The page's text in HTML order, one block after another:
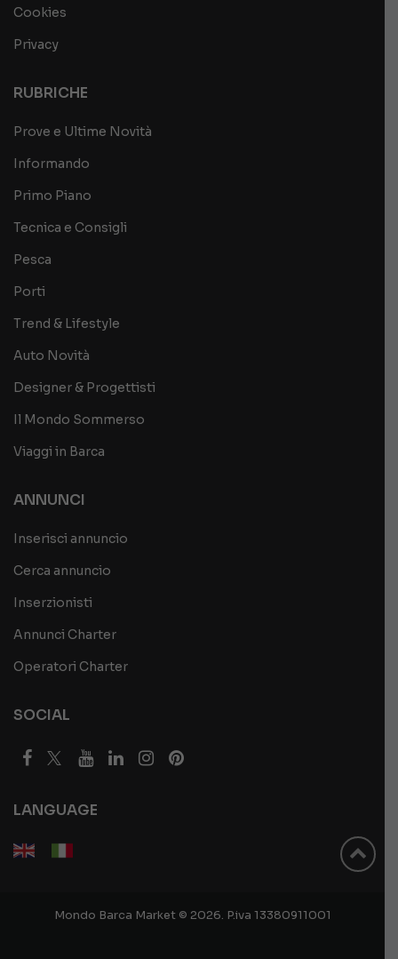
Cookies
Privacy
RUBRICHE
Prove e Ultime Novità
Informando
Primo Piano
Tecnica e Consigli
Pesca
Porti
Trend & Lifestyle
Auto Novità
Designer & Progettisti
Il Mondo Sommerso
Viaggi in Barca
ANNUNCI
Inserisci annuncio
Cerca annuncio
Inserzionisti
Annunci Charter
Operatori Charter
SOCIAL
LANGUAGE
Mondo Barca Market © 2026. P.iva 13380911001